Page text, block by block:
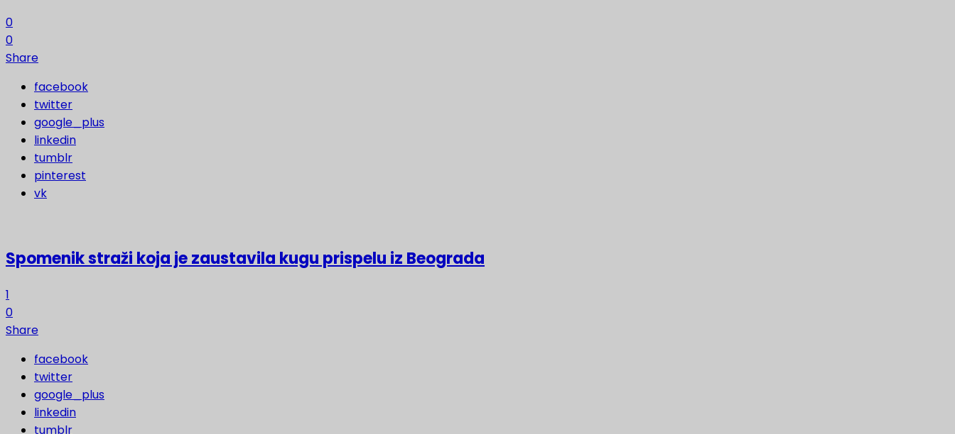
0
0
Share
facebook
twitter
google_plus
linkedin
tumblr
pinterest
vk
Spomenik straži koja je zaustavila kugu prispelu iz Beograda
1
0
Share
facebook
twitter
google_plus
linkedin
tumblr